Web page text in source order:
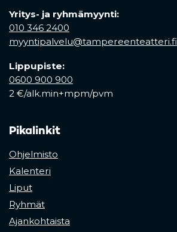
Yritys- ja ryhmämyynti:
010 346 2400
myyntipalvelu@tampereenteatteri.fi
Lippupiste:
0600 900 900
2 €/alk.min+mpm/pvm
Pikalinkit
Ohjelmisto
Kalenteri
Liput
Ryhmät
Ajankohtaista